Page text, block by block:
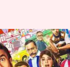
से
का